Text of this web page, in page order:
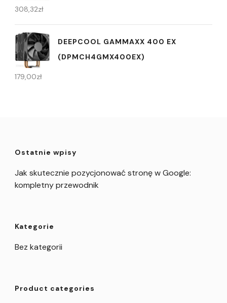
308,32zł
DEEPCOOL GAMMAXX 400 EX
(DPMCH4GMX400EX)
179,00zł
Ostatnie wpisy
Jak skutecznie pozycjonować stronę w Google:
kompletny przewodnik
Kategorie
Bez kategorii
Product categories